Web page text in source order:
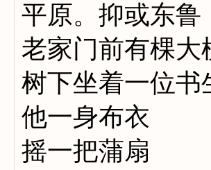
平原。抑或东鲁
老家门前有棵大
树下坐着一位书
他一身布衣
摇一把蒲扇